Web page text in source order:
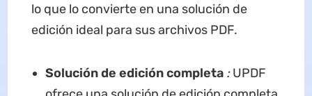
lo que lo convierte en una solución de
edición ideal para sus archivos PDF.
Solución de edición completa :UPDF